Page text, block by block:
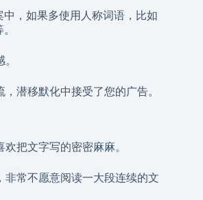
，如果多使用人称词语，比如
潜移默化中接受了您的广告。
把文字写的密密麻麻。
非常不愿意阅读一大段连续的文